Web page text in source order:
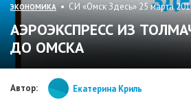
ЭКОНОМИКА • СИ «Омск Здесь» 25 марта
АЭРОЭКСПРЕСС ИЗ
ДО ОМСКА
Автор: Екатерина Криль